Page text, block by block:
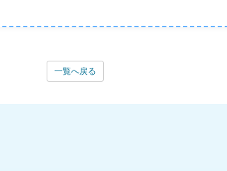
一覧へ戻る